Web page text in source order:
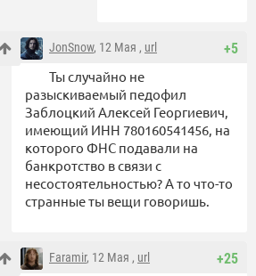
+5
JonSnow, 12 Мая , url
Ты случайно не
разыскиваемый педофил
Заблоцкий Алексей Георгиевич,
имеющий ИНН 780160541456, на
которого ФНС подавали на
банкротство в связи с
несостоятельностью? А то что-то
странные ты вещи говоришь.
+25
Faramir, 12 Мая , url